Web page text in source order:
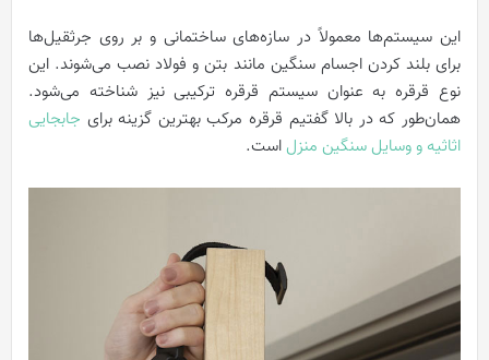
این سیستم‌ها معمولاً در سازه‌های ساختمانی و بر روی جرثقیل‌ها
برای بلند کردن اجسام سنگین مانند بتن و فولاد نصب می‌شوند. این
نوع قرقره به عنوان سیستم قرقره ترکیبی نیز شناخته می‌شود.
همان‌طور که در بالا گفتیم قرقره مرکب بهترین گزینه برای جابجایی
اثاثیه و وسایل سنگین منزل است.